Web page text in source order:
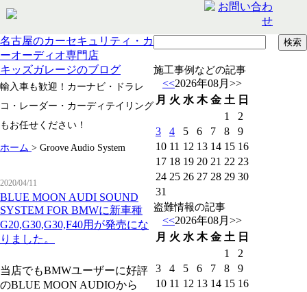
名古屋のカーセキュリティ・カ
ーオーディオ専門店
キッズガレージのブログ
輸入車も歓迎！カーナビ・ドラレ
コ・レーダー・カーディテイリング
もお任せください！
ホーム > Groove Audio System
2020/04/11
BLUE MOON AUDI SOUND
SYSTEM FOR BMWに新車種
G20,G30,G30,F40用が発売にな
りました。
当店でもBMWユーザーに好評
のBLUE MOON AUDIOから
施工事例などの記事
<<2026年08月 >>
月 火 水 木 金 土 日
1
2
3
4 5 6 7 8
9
10 11 12 13 14 15 16
17 18 19 20 21 22 23
24 25 26 27 28 29 30
31
盗難情報の記事
<<2026年08月 >>
月 火 水 木 金 土 日
1
2
3
4 5 6 7 8
9
10 11 12 13 14 15 16